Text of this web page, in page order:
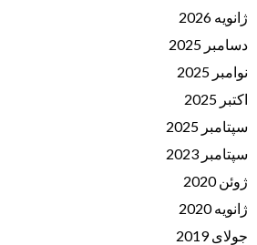
ژانویه 2026
دسامبر 2025
نوامبر 2025
اکتبر 2025
سپتامبر 2025
سپتامبر 2023
ژوئن 2020
ژانویه 2020
جولای 2019